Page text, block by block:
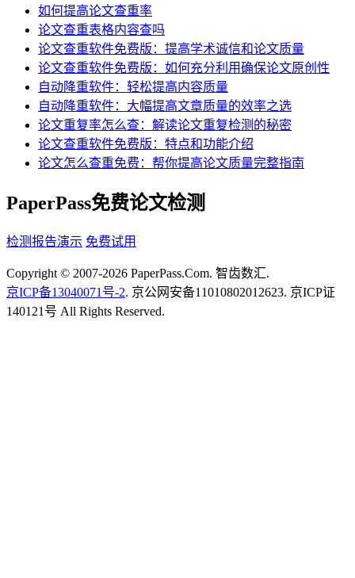
如何提高论文查重率
论文查重表格内容查吗
论文查重软件免费版：提高学术诚信和论文质量
论文查重软件免费版：如何充分利用确保论文原创性
自动降重软件：轻松提高内容质量
自动降重软件：大幅提高文章质量的效率之选
论文重复率怎么查：解读论文重复检测的秘密
论文查重软件免费版：特点和功能介绍
论文怎么查重免费：帮你提高论文质量完整指南
PaperPass免费论文检测
检测报告演示 免费试用
Copyright © 2007-2026 PaperPass.Com. 智齿数汇.
京ICP备13040071号-2. 京公网安备11010802012623. 京ICP证
140121号 All Rights Reserved.